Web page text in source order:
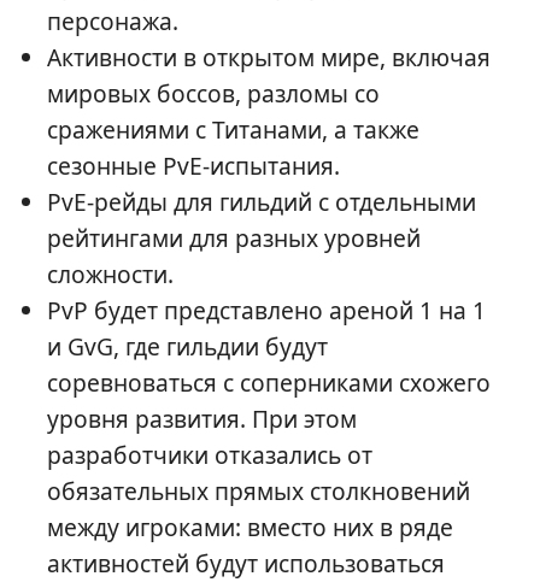
персонажа.
Активности в открытом мире, включая
мировых боссов, разломы со
сражениями с Титанами, а также
сезонные PvE-испытания.
PvE-рейды для гильдий с отдельными
рейтингами для разных уровней
сложности.
PvP будет представлено ареной 1 на 1
и GvG, где гильдии будут
соревноваться с соперниками схожего
уровня развития. При этом
разработчики отказались от
обязательных прямых столкновений
между игроками: вместо них в ряде
активностей будут использоваться